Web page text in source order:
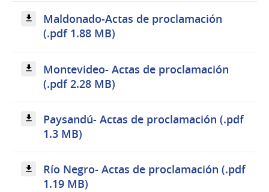
Maldonado-Actas de proclamación
(.pdf 1.88 MB)
Montevideo- Actas de proclamación
(.pdf 2.28 MB)
Paysandú- Actas de proclamación (.pdf
1.3 MB)
Río Negro- Actas de proclamación (.pdf
1.19 MB)